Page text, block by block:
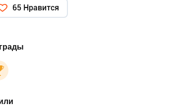
65 Нравится